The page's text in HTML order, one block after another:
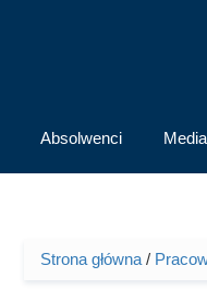
Absolwenci Media
Jesteś tutaj
Strona główna/